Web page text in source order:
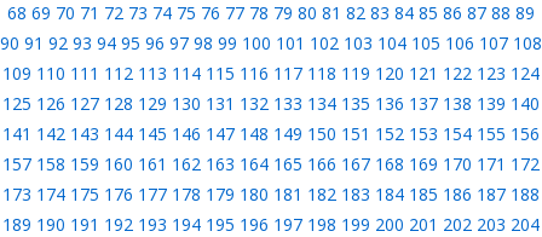
68 69 70 71 72 73 74 75 76 77 78 79 80 81 82 83 84 85 86 87 88 89
90 91 92 93 94 95 96 97 98 99 100 101 102 103 104 105 106 107 108
109 110 111 112 113 114 115 116 117 118 119 120 121 122 123 124
125 126 127 128 129 130 131 132 133 134 135 136 137 138 139 140
141 142 143 144 145 146 147 148 149 150 151 152 153 154 155 156
157 158 159 160 161 162 163 164 165 166 167 168 169 170 171 172
173 174 175 176 177 178 179 180 181 182 183 184 185 186 187 188
189 190 191 192 193 194 195 196 197 198 199 200 201 202 203 204